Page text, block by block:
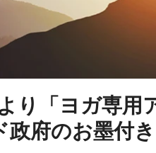
り「ヨガ専用
政府のお墨付き